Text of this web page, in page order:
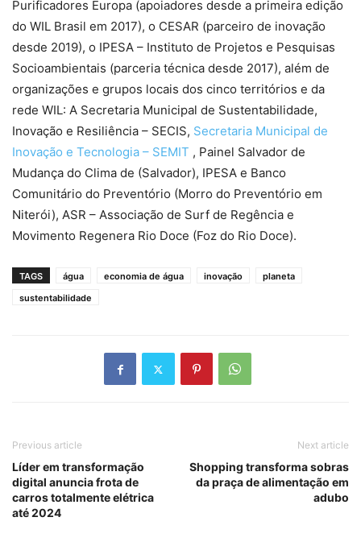
Purificadores Europa (apoiadores desde a primeira edição
do WIL Brasil em 2017), o CESAR (parceiro de inovação
desde 2019), o IPESA – Instituto de Projetos e Pesquisas
Socioambientais (parceria técnica desde 2017), além de
organizações e grupos locais dos cinco territórios e da
rede WIL: A Secretaria Municipal de Sustentabilidade,
Inovação e Resiliência – SECIS, Secretaria Municipal de
Inovação e Tecnologia – SEMIT , Painel Salvador de
Mudança do Clima de (Salvador), IPESA e Banco
Comunitário do Preventório (Morro do Preventório em
Niterói), ASR – Associação de Surf de Regência e
Movimento Regenera Rio Doce (Foz do Rio Doce).
TAGS água economia de água inovação
planeta
sustentabilidade
Previous article
Líder em transformação
digital anuncia frota de
carros totalmente elétrica
até 2024
Next article
Shopping transforma sobras
da praça de alimentação em
adubo